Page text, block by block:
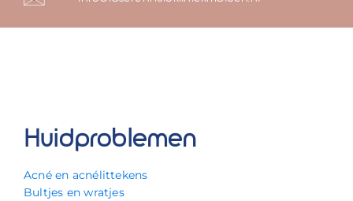
Huidproblemen
Acné en acnélittekens
Bultjes en wratjes